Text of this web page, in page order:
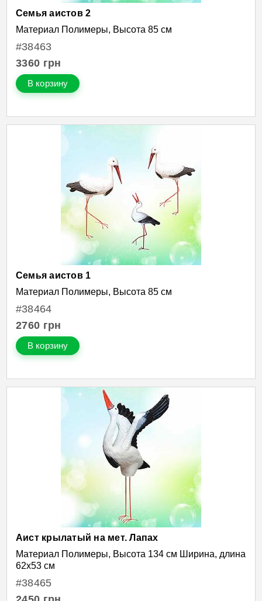
Семья аистов 2
Материал Полимеры, Высота 85 см
#38463
3360 грн
В корзину
Семья аистов 1
Материал Полимеры, Высота 85 см
#38464
2760 грн
В корзину
Аист крылатый на мет. Лапах
Материал Полимеры, Высота 134 см Ширина, длина
62х53 см
#38465